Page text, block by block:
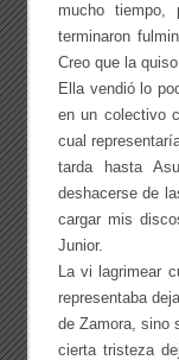
mucho
terminaron
Creo que la
Ella vendió lo
en un colectivo
cual
tarda hasta
deshacerse de
cargar mis
Junior.
La vi lagrimear
representaba
de Zamora, sino
cierta tristeza